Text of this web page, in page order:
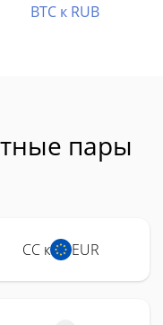
BTC к RUB
пары
CC к EUR